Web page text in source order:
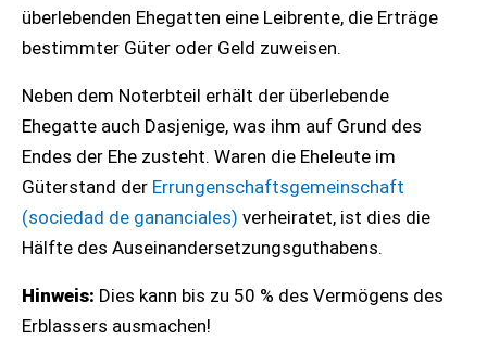
überlebenden Ehegatten eine Leibrente, die Erträge
bestimmter Güter oder Geld zuweisen.
Neben dem Noterbteil erhält der überlebende
Ehegatte auch Dasjenige, was ihm auf Grund des
Endes der Ehe zusteht. Waren die Eheleute im
Güterstand der Errungenschaftsgemeinschaft
(sociedad de gananciales) verheiratet, ist dies die
Hälfte des Auseinandersetzungsguthabens.
Hinweis: Dies kann bis zu 50 % des Vermögens des
Erblassers ausmachen!